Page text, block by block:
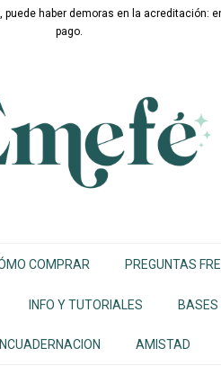
puede haber demoras en la
pago.
COMPRAR PREGUNTAS
INFO Y TUTORIALES BASES
AMISTAD